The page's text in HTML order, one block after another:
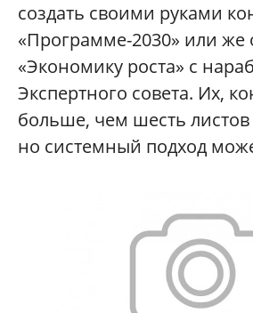
создать своими руками
«Программе-2030» или же
«Экономику роста» с
Экспертного совета. Их,
больше, чем шесть
но системный подход